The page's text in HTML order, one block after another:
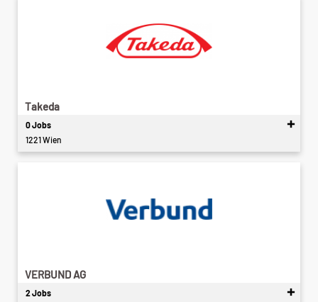
Takeda
0 Jobs
1221 Wien
VERBUND AG
2 Jobs